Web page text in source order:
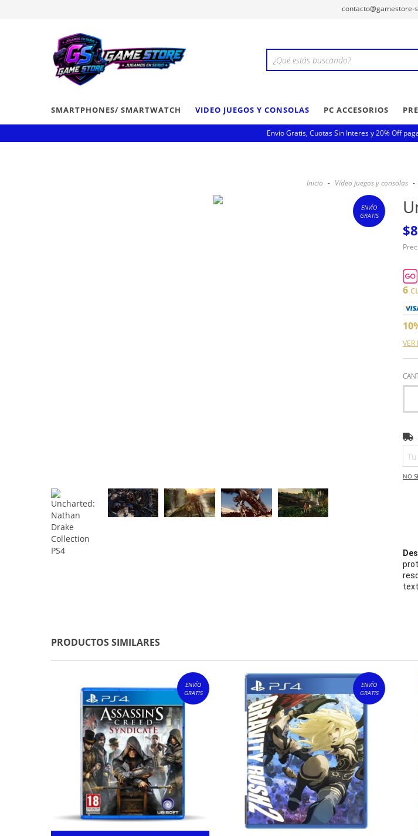
contacto@gamestore-
SMARTPHONES/ SMARTWATCH VIDEO JUEGOS Y CONSOLAS PC ACCESORIOS
Envio Gratis, Cuotas Sin Interes y 20% Off
Inicio - Video juegos y consolas -
ENVÍO
GRATIS
6
NO
PRODUCTOS SIMILARES
ENVÍO
GRATIS
ENVÍO
GRATIS